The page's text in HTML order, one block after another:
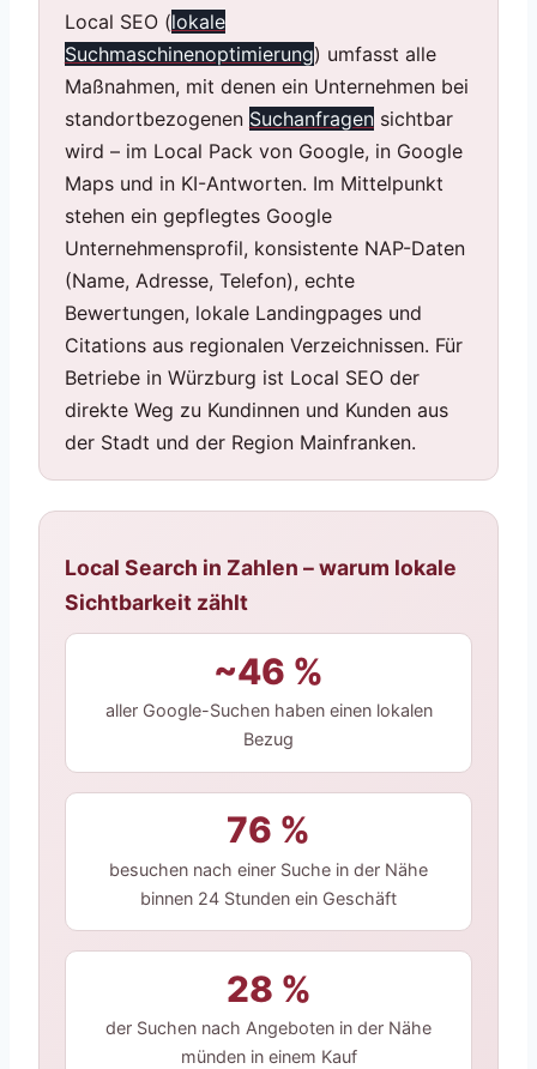
Local SEO (lokale
Suchmaschinenoptimierung) umfasst alle
Maßnahmen, mit denen ein Unternehmen bei
standortbezogenen Suchanfragensichtbar
wird – im Local Pack von Google, in Google
Maps und in KI-Antworten. Im Mittelpunkt
stehen ein gepflegtes Google
Unternehmensprofil, konsistente NAP-Daten
(Name, Adresse, Telefon), echte
Bewertungen, lokale Landingpages und
Citations aus regionalen Verzeichnissen. Für
Betriebe in Würzburg ist Local SEO der
direkte Weg zu Kundinnen und Kunden aus
der Stadt und der Region Mainfranken.
Local Search in Zahlen – warum lokale
Sichtbarkeit zählt
~46 %
aller Google-Suchen haben einen lokalen
Bezug
76 %
besuchen nach einer Suche in der Nähe
binnen 24 Stunden ein Geschäft
28 %
der Suchen nach Angeboten in der Nähe
münden in einem Kauf